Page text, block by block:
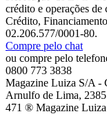
crédito e operações
Crédito,
02.206.577/0001-80.
Compre pelo chat
ou compre pelo
0800 773 3838
Magazine Luiza S/A -
Arnulfo de Lima,
471 ® Magazine Luiza